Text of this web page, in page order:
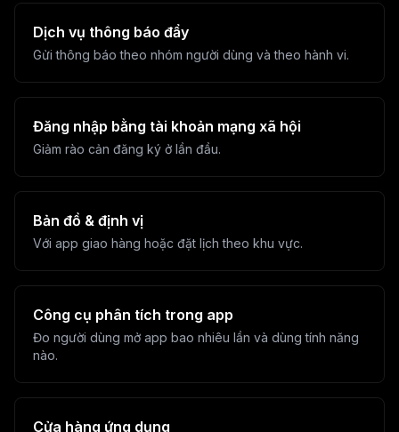
Dịch vụ thông báo đẩy
Gửi thông báo theo nhóm người dùng và theo hành vi.
Đăng nhập bằng tài khoản mạng xã hội
Giảm rào cản đăng ký ở lần đầu.
Bản đồ & định vị
Với app giao hàng hoặc đặt lịch theo khu vực.
Công cụ phân tích trong app
Đo người dùng mở app bao nhiêu lần và dùng tính năng
nào.
Cửa hàng ứng dụng